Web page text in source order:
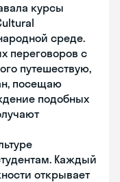
курсы
среде.
переговоров с
путешествую,
посещаю
подобных
Каждый
открывает